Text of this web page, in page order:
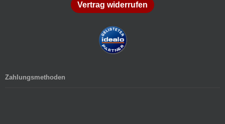
Vertrag widerrufen
Zahlungsmethoden